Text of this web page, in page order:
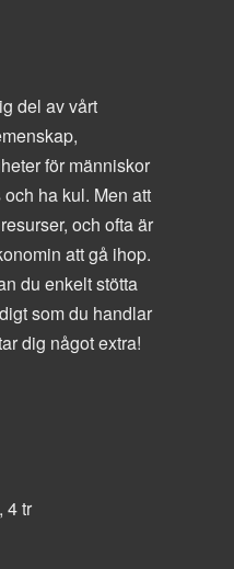
del av vårt
för människor
ha kul. Men att
och ofta är
att gå ihop.
du enkelt stötta
som du handlar
dig något extra!
4 tr